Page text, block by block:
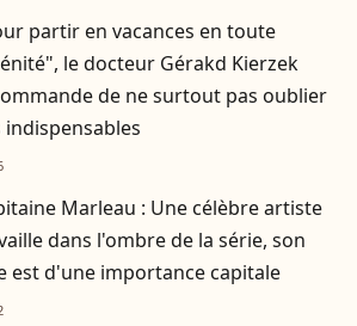
partir en vacances en toute
le docteur Gérakd Kierzek
de ne surtout pas oublier
indispensables
Marleau : Une célèbre artiste
dans l'ombre de la série, son
est d'une importance capitale